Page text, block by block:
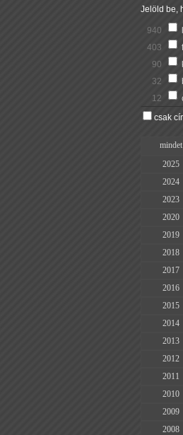
Jelöld be,
940
403
90
32
12
csak
mindet
2025
2024
2023
2020
2019
2018
2017
2016
2015
2014
2013
2012
2011
2010
2009
2008